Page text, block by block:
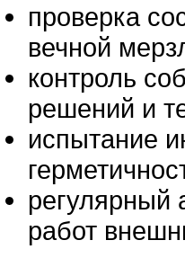
проверка
вечной
контроль
решений и
испытание
регулярный
работ